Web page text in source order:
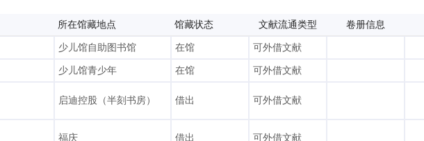
所在馆藏地点 馆藏状态 文献流通类型 卷册信息
少儿馆自助图书馆 在馆 可外借文献
少儿馆青少年 在馆 可外借文献
启迪控股（半刻书房） 借出 可外借文献
福庆 借出 可外借文献